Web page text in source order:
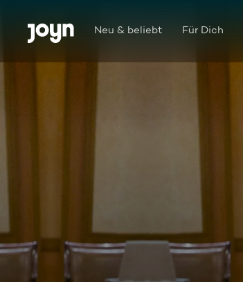
Zum Inhalt springen
Barrierefrei Neu & beliebt Für Dich